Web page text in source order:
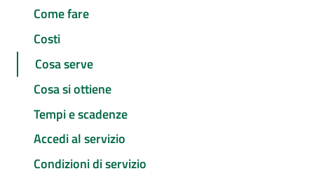
Come fare
Costi
Cosa serve
Cosa si ottiene
Tempi e scadenze
Accedi al servizio
Condizioni di servizio